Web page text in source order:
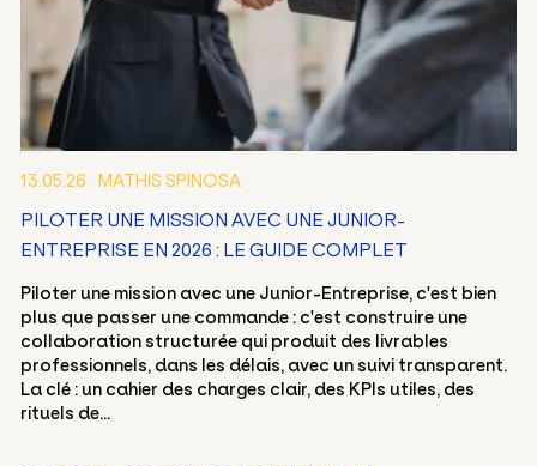
13.05.26 MATHIS SPINOSA
PILOTER UNE MISSION AVEC UNE JUNIOR-
ENTREPRISE EN 2026 : LE GUIDE COMPLET
Piloter une mission avec une Junior-Entreprise, c'est bien
plus que passer une commande : c'est construire une
collaboration structurée qui produit des livrables
professionnels, dans les délais, avec un suivi transparent.
La clé : un cahier des charges clair, des KPIs utiles, des
rituels de...